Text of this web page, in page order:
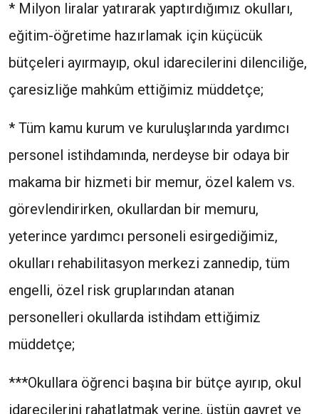
* Milyon liralar yatırarak yaptırdığımız okulları,
eğitim-öğretime hazırlamak için küçücük
bütçeleri ayırmayıp, okul idarecilerini dilenciliğe,
çaresizliğe mahkûm ettiğimiz müddetçe;
* Tüm kamu kurum ve kuruluşlarında yardımcı
personel istihdamında, nerdeyse bir odaya bir
makama bir hizmeti bir memur, özel kalem vs.
görevlendirirken, okullardan bir memuru,
yeterince yardımcı personeli esirgediğimiz,
okulları rehabilitasyon merkezi zannedip, tüm
engelli, özel risk gruplarından atanan
personelleri okullarda istihdam ettiğimiz
müddetçe;
***Okullara öğrenci başına bir bütçe ayırıp, okul
idarecilerini rahatlatmak yerine, üstün gayret ve